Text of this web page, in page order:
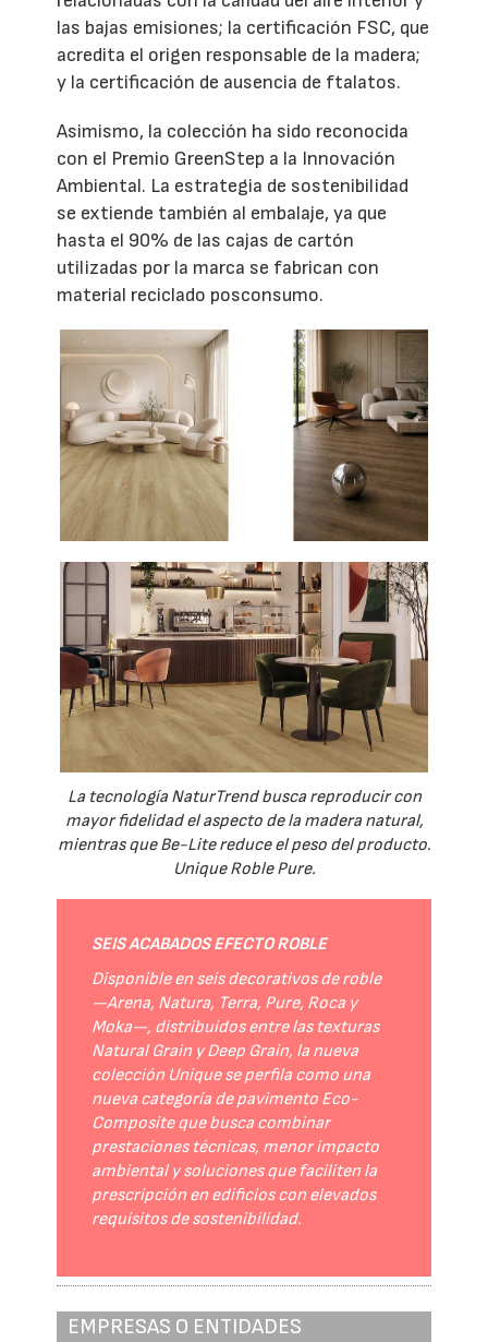
las bajas emisiones; la certificación FSC, que
acredita el origen responsable de la madera;
y la certificación de ausencia de ftalatos.
Asimismo, la colección ha sido reconocida
con el Premio GreenStep a la Innovación
Ambiental. La estrategia de sostenibilidad
se extiende también al embalaje, ya que
hasta el 90% de las cajas de cartón
utilizadas por la marca se fabrican con
material reciclado posconsumo.
La tecnología NaturTrend busca reproducir con
mayor fidelidad el aspecto de la madera natural,
mientras que Be-Lite reduce el peso del producto.
Unique Roble Pure.
SEIS ACABADOS EFECTO ROBLE
Disponible en seis decorativos de roble
—Arena, Natura, Terra, Pure, Roca y
Moka—, distribuidos entre las texturas
Natural Grain y Deep Grain, la nueva
colección Unique se perfila como una
nueva categoría de pavimento Eco-
Composite que busca combinar
prestaciones técnicas, menor impacto
ambiental y soluciones que faciliten la
prescripción en edificios con elevados
requisitos de sostenibilidad.
EMPRESAS O ENTIDADES